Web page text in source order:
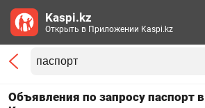
Объявления по запросу паспорт в
Kaspi.kz
Открыть в Приложении Kaspi.kz